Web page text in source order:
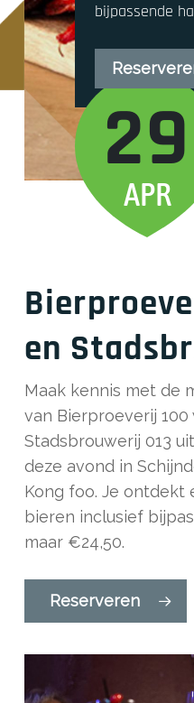
29
APR
bijpassende
en
Maak kennis met de
van Bierproeverij
Stadsbrouwerij 013
deze avond in
Kong foo. Je
bieren inclusief
maar €24,50.
Reserveren